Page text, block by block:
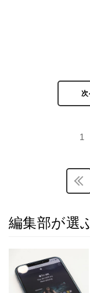
1
編集部が選